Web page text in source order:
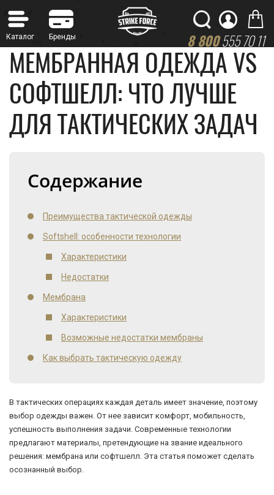
8 800555 70 11
МЕМБРАННАЯ ОДЕЖДА VS
СОФТШЕЛЛ: ЧТО ЛУЧШЕ
ДЛЯ ТАКТИЧЕСКИХ ЗАДАЧ
Содержание
Преимущества тактической одежды
Softshell: особенности технологии
Характеристики
Недостатки
Мембрана
Характеристики
Возможные недостатки мембраны
Как выбрать тактическую одежду
В тактических операциях каждая деталь имеет значение, поэтому
выбор одежды важен. От нее зависит комфорт, мобильность,
успешность выполнения задачи. Современные технологии
предлагают материалы, претендующие на звание идеального
решения: мембрана или софтшелл. Эта статья поможет сделать
осознанный выбор.